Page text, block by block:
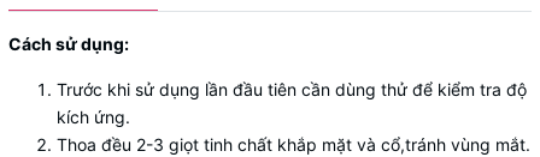
Cách sử dụng:
Trước khi sử dụng lần đầu tiên cần dùng thử để kiểm tra độ
kích ứng.
Thoa đều 2-3 giọt tinh chất khắp mặt và cổ,tránh vùng mắt.